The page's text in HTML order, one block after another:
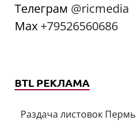
Телеграм @ricmedia
Мах +79526560686
BTL РЕКЛАМА
Раздача листовок Пермь